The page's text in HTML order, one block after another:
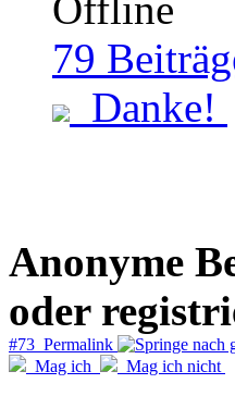
79
Danke!
Anonyme
oder
#73 Permalink
Mag ich
Mag ich nicht